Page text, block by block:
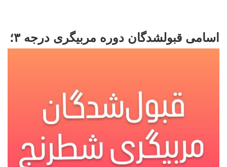
اسامی قبولشدگان دوره مربیگری درجه ٣؛